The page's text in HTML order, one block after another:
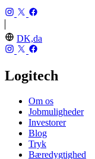
DK,da
Logitech
Om os
Jobmuligheder
Investorer
Blog
Tryk
Bæredygtighed